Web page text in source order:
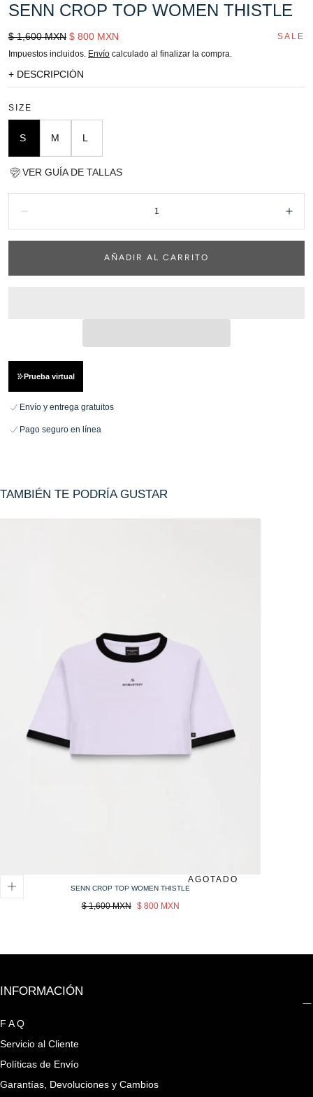
modal
SENN CROP TOP WOMEN THISTLE
Precio
regular
$ 1,600 MXN Sale
price
$ 800 MXN
SALE
Impuestos incluidos. Envío calculado al finalizar la compra.
+ DESCRIPCIÓN
SIZE
S M L
VER GUÍA DE TALLAS
AÑADIR AL CARRITO
Prueba virtual
Envío y entrega gratuitos
Pago seguro en línea
TAMBIÉN TE PODRÍA GUSTAR
AGOTADO
SENN CROP TOP WOMEN THISTLE
Precio
$ 1,600 MXN Sale
$ 800 MXN
INFORMACIÓN
F A Q
Servicio al Cliente
Políticas de Envío
Garantías, Devoluciones y Cambios